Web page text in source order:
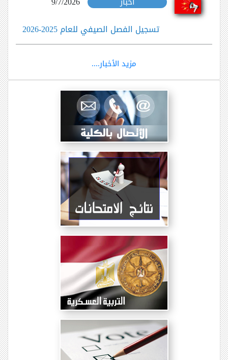
تسجيل الفصل الصيفي للعام 2025-2026
مزيد الأخبار....